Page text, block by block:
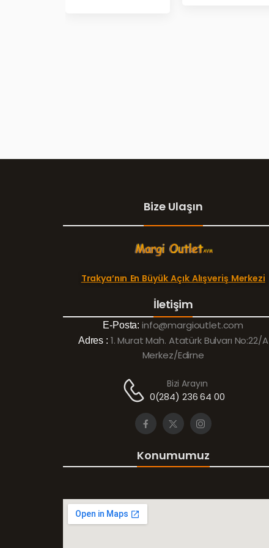
Bize Ulaşın
Trakya’nın En Büyük Açık Alışveriş Merkezi
İletişim
E-Posta: info@margioutlet.com
Adres : 1. Murat Mah. Atatürk Bulvarı No:22/A
Merkez/Edirne
Bizi Arayın
0(284) 236 64 00
Konumumuz